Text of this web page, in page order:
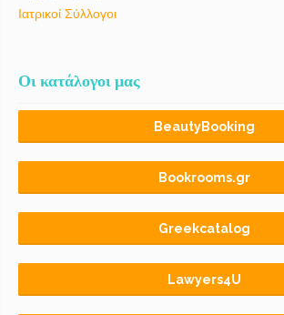
Ιατρικοί Σύλλογοι
Οι κατάλογοι μας
BeautyBooking
Bookrooms.gr
Greekcatalog
Lawyers4U